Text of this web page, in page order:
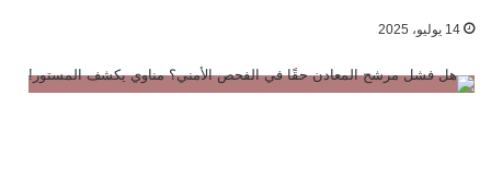
14 يوليو، 2025